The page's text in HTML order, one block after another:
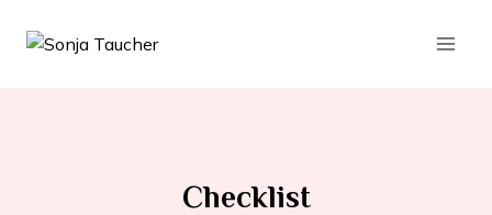
Inhalt
Checklist